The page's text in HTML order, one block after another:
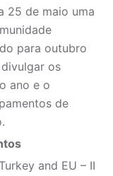
25 de maio uma
para outubro
os
ano e o
de
and EU – II